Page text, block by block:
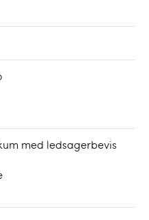
med ledsagerbevis